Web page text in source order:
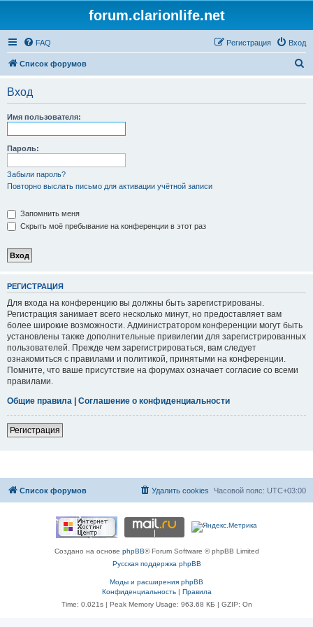
forum.clarionlife.net
FAQ Вход
Регистрация
Список форумов
Вход
Имя пользователя:
Пароль:
Забыли пароль?
Повторно выслать письмо для активации учётной записи
Запомнить меня
Скрыть моё пребывание на конференции в этот раз
РЕГИСТРАЦИЯ
Для входа на конференцию вы должны быть зарегистрированы.
Регистрация занимает всего несколько минут, но предоставляет вам
более широкие возможности. Администратором конференции могут быть
установлены также дополнительные привилегии для зарегистрированных
пользователей. Прежде чем зарегистрироваться, вам следует
ознакомиться с правилами и политикой, принятыми на конференции.
Помните, что ваше присутствие на форумах означает согласие со всеми
правилами.
Общие правила | Соглашение о конфиденциальности
Регистрация
Список форумов Часовой пояс: UTC+03:00
Удалить cookies
Создано на основе phpBB® Forum Software © phpBB Limited
Русская поддержка phpBB
Моды и расширения phpBB
Конфиденциальность| Правила
Time: 0.021s| Peak Memory Usage: 963.68 КБ | GZIP: On